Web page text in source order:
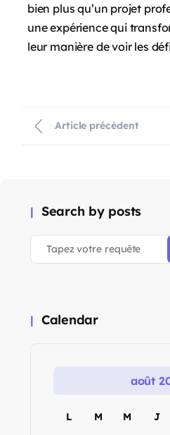
bien plus qu’un projet
une expérience qui
leur manière de voir les
Article précédent
Search by posts
Calendar
août
L M M J